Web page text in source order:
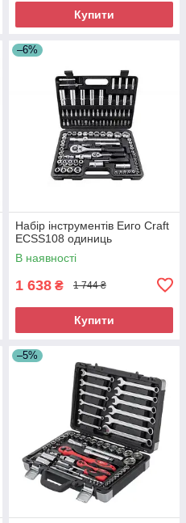
Купити
–6%
Набір інструментів Еиго Craft
ECSS108 одиниць
В наявності
1 638 ₴ 1 744 ₴
Купити
–5%